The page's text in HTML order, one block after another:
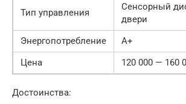
Тип управления
Сенсорный
двери
Энергопотребление
A+
Цена
120 000 — 160
Достоинства: